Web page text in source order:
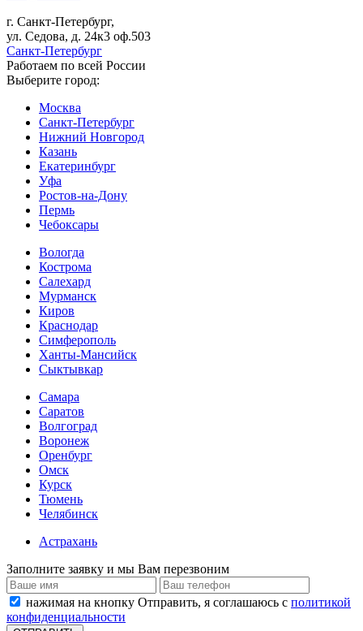
г. Санкт-Петербург,
ул. Седова, д. 24к3 оф.503
Санкт-Петербург
Работаем по всей России
Выберите город:
Москва
Санкт-Петербург
Нижний Новгород
Казань
Екатеринбург
Уфа
Ростов-на-Дону
Пермь
Чебоксары
Вологда
Кострома
Салехард
Мурманск
Киров
Краснодар
Симферополь
Ханты-Мансийск
Сыктывкар
Самара
Саратов
Волгоград
Воронеж
Оренбург
Омск
Курск
Тюмень
Челябинск
Астрахань
Заполните заявку и мы Вам перезвоним
нажимая на кнопку Отправить, я соглашаюсь с политикой
конфиденциальности